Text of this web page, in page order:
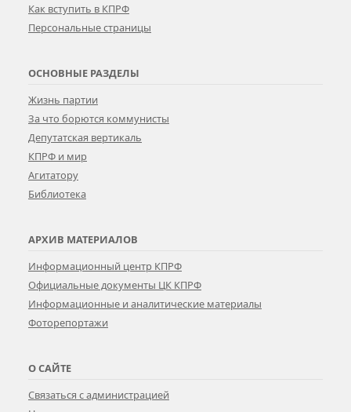
Как вступить в КПРФ
Персональные страницы
ОСНОВНЫЕ РАЗДЕЛЫ
Жизнь партии
За что борются коммунисты
Депутатская вертикаль
КПРФ и мир
Агитатору
Библиотека
АРХИВ МАТЕРИАЛОВ
Информационный центр КПРФ
Официальные документы ЦК КПРФ
Информационные и аналитические материалы
Фоторепортажи
О САЙТЕ
Связаться с администрацией